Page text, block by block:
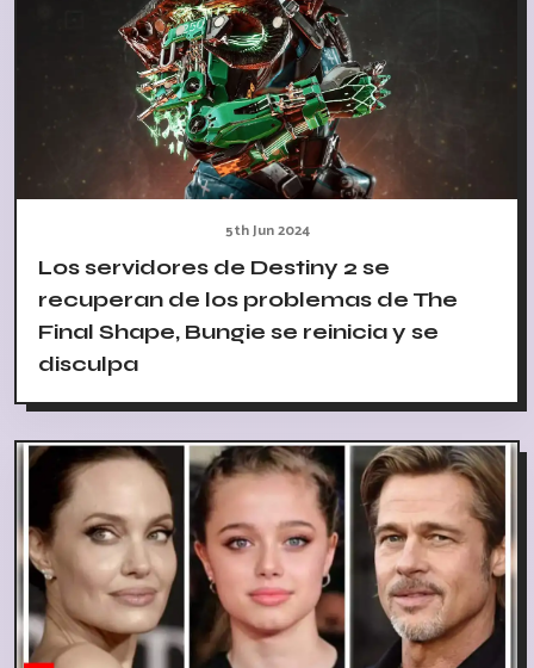
5th Jun 2024
Los servidores de Destiny 2 se
recuperan de los problemas de The
Final Shape, Bungie se reinicia y se
disculpa